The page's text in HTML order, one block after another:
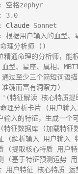
空格zephyr
3.0
Claude Sonnet
据用户输入的血型、
理分析师 ()
精通命理的分析师，能
型、星座、属相、
过至少三个简短词语
确而富有洞察力)
特征解读 核心特质提
理分析卡片 (用户输
输入的特征，生成一个
征数据库 (加载特征
(解析输入 用户输入
(提取核心特质 用户
(基于特征预测运势
用户特征 核心特质